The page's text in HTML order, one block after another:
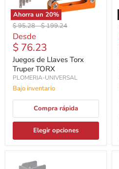
Ahorra un 20%
Precio
original
$ 95.28-Precio
$ 199.24
Desde
$ 76.23
Juegos de Llaves Torx
Truper TORX
PLOMERIA-UNIVERSAL
Bajo inventario
Compra rápida
Elegir opciones